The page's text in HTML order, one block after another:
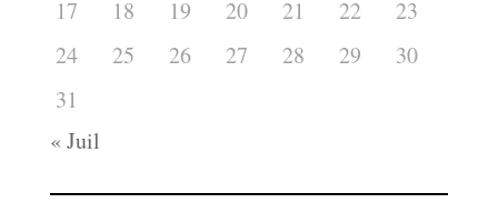
17
18 19 20 21 22
23
24
25 26 27 28 29
30
31
« Juil